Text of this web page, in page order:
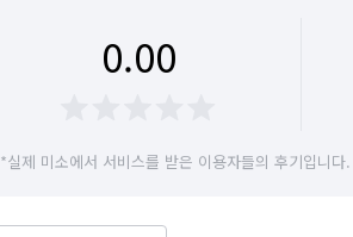
0.00
*실제 미소에서 서비스를 받은 이용자들의 후기입니다.